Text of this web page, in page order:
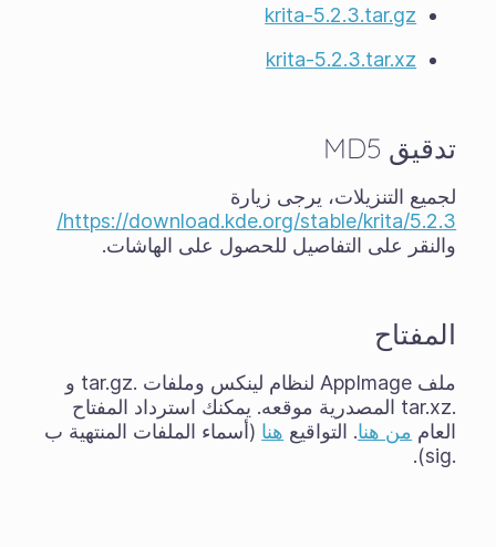
krita-5.2.3.tar.gz
krita-5.2.3.tar.xz
تدقيق MD5
لجميع التنزيلات، يرجى زيارة
https://download.kde.org/stable/krita/5.2.3/
والنقر على التفاصيل للحصول على الهاشات.
المفتاح
ملف AppImage لنظام لينكس وملفات .tar.gz و
.tar.xz المصدرية موقعه. يمكنك استرداد المفتاح
العام من هنا. التواقيع هنا (أسماء الملفات المنتهية ب
.sig).